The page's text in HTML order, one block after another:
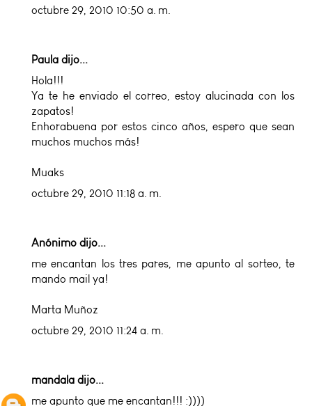
octubre 29, 2010 10:50 a. m.
Paula dijo...
Hola!!!
Ya te he enviado el correo, estoy alucinada con los
zapatos!
Enhorabuena por estos cinco años, espero que sean
muchos muchos más!
Muaks
octubre 29, 2010 11:18 a. m.
Anónimo dijo...
me encantan los tres pares, me apunto al sorteo, te
mando mail ya!
Marta Muñoz
octubre 29, 2010 11:24 a. m.
mandala dijo...
me apunto que me encantan!!! :))))